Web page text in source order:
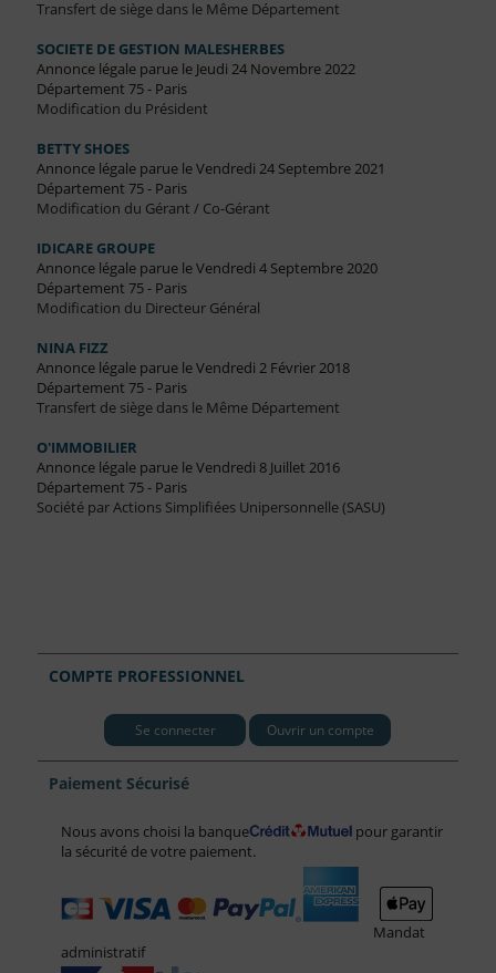
Transfert de siège dans le Même Département
SOCIETE DE GESTION MALESHERBES
Annonce légale parue le Jeudi 24 Novembre 2022
Département 75 - Paris
Modification du Président
BETTY SHOES
Annonce légale parue le Vendredi 24 Septembre 2021
Département 75 - Paris
Modification du Gérant / Co-Gérant
IDICARE GROUPE
Annonce légale parue le Vendredi 4 Septembre 2020
Département 75 - Paris
Modification du Directeur Général
NINA FIZZ
Annonce légale parue le Vendredi 2 Février 2018
Département 75 - Paris
Transfert de siège dans le Même Département
O'IMMOBILIER
Annonce légale parue le Vendredi 8 Juillet 2016
Département 75 - Paris
Société par Actions Simplifiées Unipersonnelle (SASU)
COMPTE PROFESSIONNEL
Se connecter Ouvrir un compte
Paiement Sécurisé
Nous avons choisi la banque
pour garantir
la sécurité de votre paiement.
Mandat
administratif